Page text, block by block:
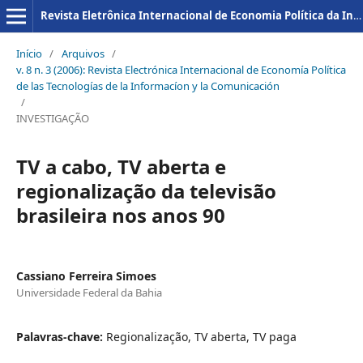
Revista Eletrônica Internacional de Economia Política da Informação da Comunicação e da Cultura
Início / Arquivos /
v. 8 n. 3 (2006): Revista Electrónica Internacional de Economía Política
de las Tecnologías de la Informacíon y la Comunicación
/
INVESTIGAÇÃO
TV a cabo, TV aberta e
regionalização da televisão
brasileira nos anos 90
Cassiano Ferreira Simoes
Universidade Federal da Bahia
Palavras-chave: Regionalização, TV aberta, TV paga